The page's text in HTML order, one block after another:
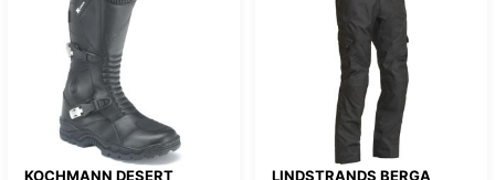
KOCHMANN DESERT
LINDSTRANDS BERGA